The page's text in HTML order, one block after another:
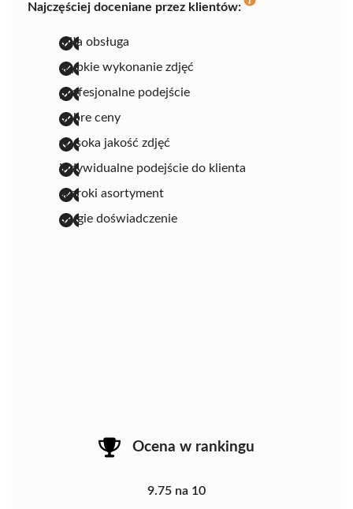
Najczęściej doceniane przez klientów:
miła obsługa
szybkie wykonanie zdjęć
profesjonalne podejście
dobre ceny
wysoka jakość zdjęć
indywidualne podejście do klienta
szeroki asortyment
długie doświadczenie
Ocena w rankingu
9.75 na 10